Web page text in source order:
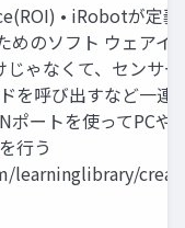
• iRobotが定義
めのソフト ウェアイ
ゃなくて、センサー
を呼び出すなど一連
ポートを使ってPCや
行う
learninglibrary/